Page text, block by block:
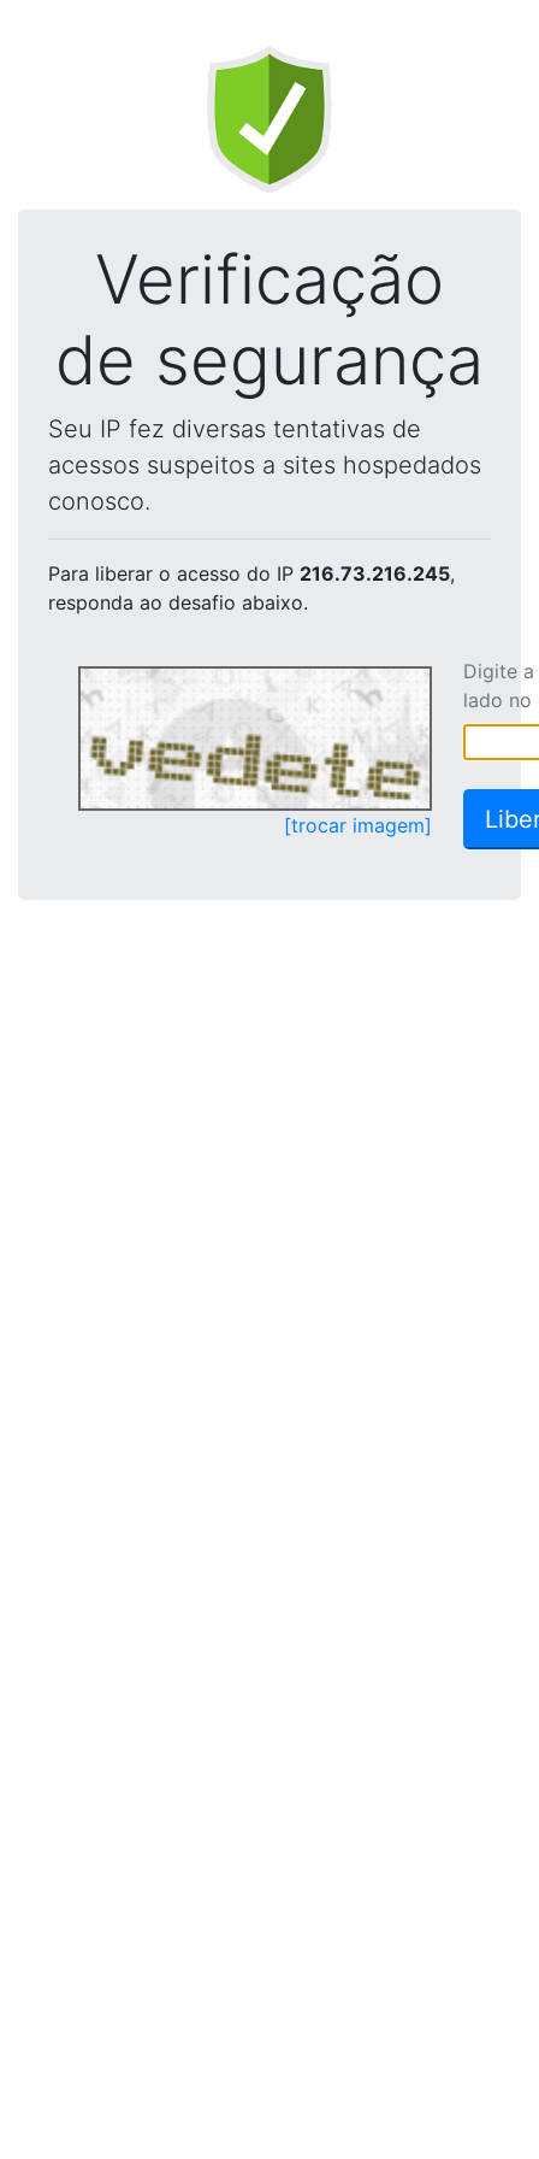
Verificação
de segurança
Seu IP fez diversas tentativas de
acessos suspeitos a sites hospedados
conosco.
Para liberar o acesso do IP 216.73.216.245,
responda ao desafio abaixo.
[trocar imagem]
Digite
lado no